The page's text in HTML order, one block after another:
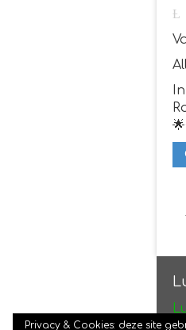
Privacy & Cookies: deze site